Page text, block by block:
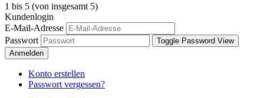
1 bis 5 (von insgesamt 5)
Kundenlogin
E-Mail-Adresse
Passwort
Toggle Password View
Anmelden
Konto erstellen
Passwort vergessen?